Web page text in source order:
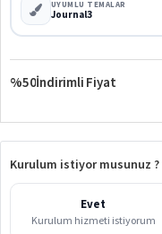
UYUMLU TEMALAR
Journal3
İndirimli Fiyat
%50
Kurulum istiyor musunuz ?
Evet
Kurulum hizmeti istiyorum